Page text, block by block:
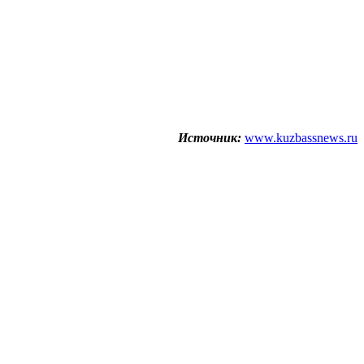
Источник: www.kuzbassnews.ru